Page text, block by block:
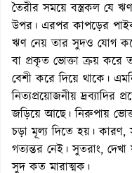
তৈরীর সময়ে বস্ত্রকল যে
উপর। এরপর কাপড়ের
ঋণ নেয় তার সুদও যোগ
বা প্রকৃত ভোক্তা ক্রয়
বেশী করে দিয়ে থাকে।
নিত্যপ্রয়োজনীয় দ্রব্যাদির
জড়িয়ে আছে। নিরুপায়
চড়া মূল্য দিতে হয়। কারণ,
গত্যন্তর নেই। সুতরাং,
সুদ কত মারাত্মক।